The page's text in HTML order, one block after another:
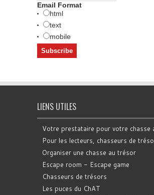
Email Format
html
text
mobile
LIENS UTILES
Votre prestataire pour votre chasse
Pour les lecteurs, chasseurs de
Organiser une chasse au trésor
Escape room - Escape game
Chasseurs de trésors
Les puces du ChAT